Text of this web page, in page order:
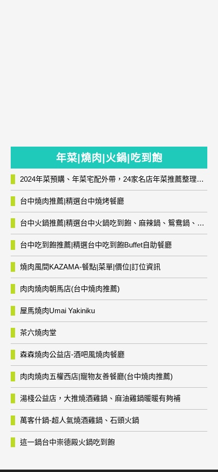
年菜|燒肉|火鍋|吃到飽
2024年菜預購、年菜宅配外帶，24家名店年菜推薦整理，圍爐輕鬆上菜團圓趣
台中燒肉推薦|精選台中燒烤餐廳
台中火鍋推薦|精選台中火鍋吃到飽、麻辣鍋、鴛鴦鍋、石頭火鍋、酸菜白肉鍋、海鮮鍋、燒酒雞、麻油雞、壽喜燒等熱門人氣火鍋店!
台中吃到飽推薦|精選台中吃到飽Buffet自助餐廳
燒肉風間KAZAMA-餐點|菜單|價位|訂位資訊
肉肉燒肉朝馬店(台中燒肉推薦)
屋馬燒肉Umai Yakiniku
茶六燒肉堂
森森燒肉公益店-酒吧風燒肉餐廳
肉肉燒肉五權西店|寵物友善餐廳(台中燒肉推薦)
湯棧公益店，大推燒酒雞鍋、麻油雞鍋暖暖有夠補
萬客什鍋-超人氣燒酒雞鍋、石頭火鍋
這一鍋台中崇德殿火鍋吃到飽